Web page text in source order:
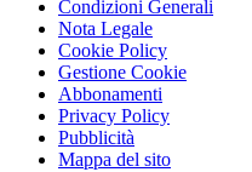
Condizioni Generali
Nota Legale
Cookie Policy
Gestione Cookie
Abbonamenti
Privacy Policy
Pubblicità
Mappa del sito